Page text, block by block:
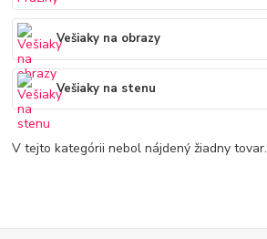
Vešiaky na obrazy
Vešiaky na stenu
V tejto kategórii nebol nájdený žiadny tovar.